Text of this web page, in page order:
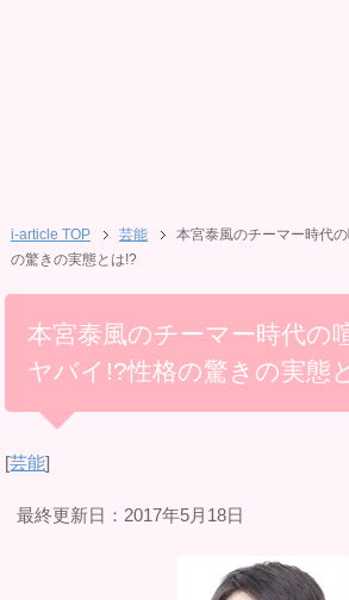
i-article TOP 芸能
本宮泰風のチーマー時代
の驚きの実態とは!?
本宮泰風のチーマー時代の
ヤバイ!?性格の驚きの実態
[芸能]
最終更新日：2017年5月18日